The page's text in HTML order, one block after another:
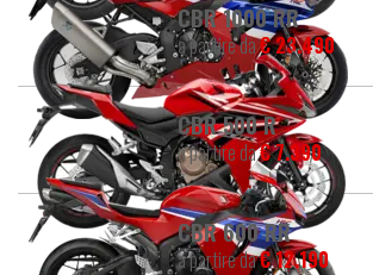
CBR 1000 RR
a partire da€ 23.490
CBR 500 R
a partire da€ 7.390
CBR 600 RR
a partire da€ 12.190